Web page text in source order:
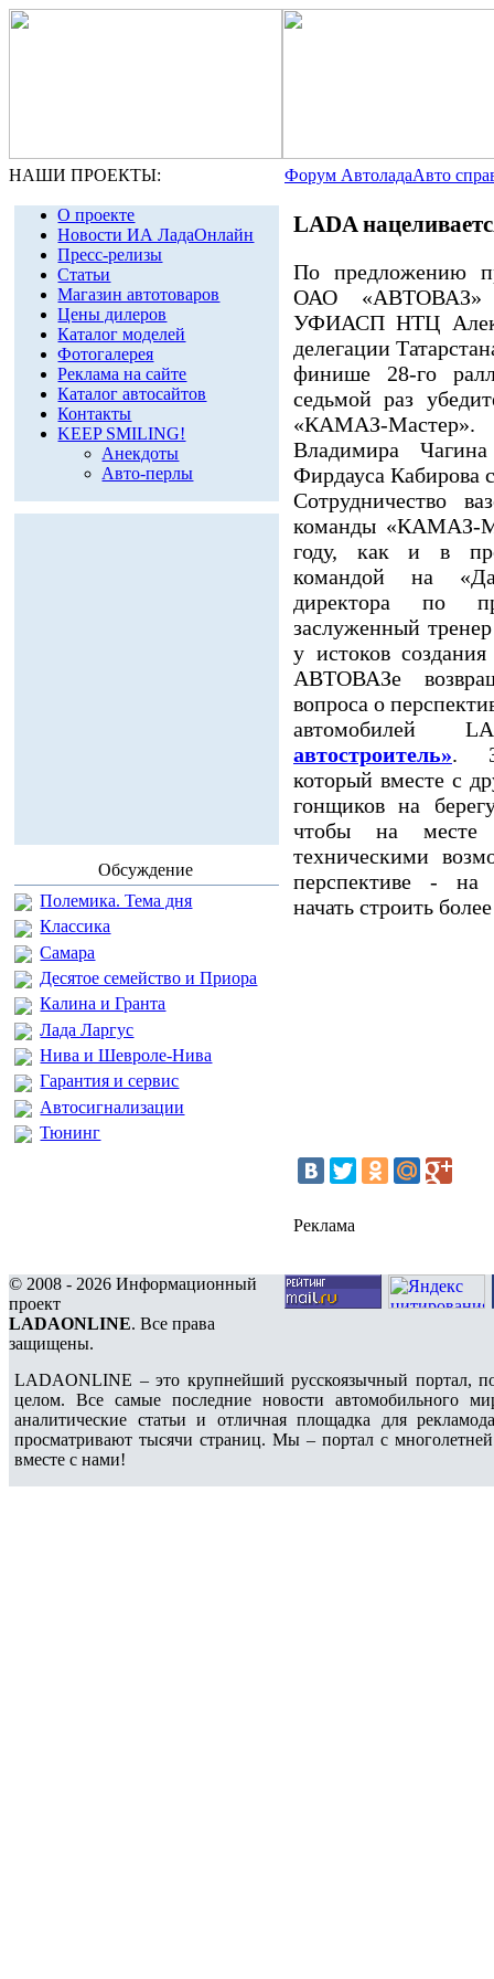
НАШИ ПРОЕКТЫ: Форум АвтоладаАвто
О проекте
Новости ИА ЛадаОнлайн
Пресс-релизы
Статьи
Магазин автотоваров
Цены дилеров
Каталог моделей
Фотогалерея
Реклама на сайте
Каталог автосайтов
Контакты
KEEP SMILING!
Анекдоты
Авто-перлы
Обсуждение
Полемика. Тема дня
Классика
Самара
Десятое семейство и Приора
Калина и Гранта
Лада Ларгус
Нива и Шевроле-Нива
Гарантия и сервис
Автосигнализации
Тюнинг
LADA
По предложению
ОАО «АВТОВАЗ»
УФИАСП НТЦ
делегации
финише 28-го
седьмой раз
«КАМАЗ-
Владимира
Фирдауса Кабирова
Сотрудничество
команды «КАМАЗ-
году, как и в
командой на
директора по
заслуженный
у истоков
АВТОВАЗе
вопроса о
автомобилей
автостроитель».
который вместе с
гонщиков на
чтобы на месте
техническими
перспективе - на
начать строить
Реклама
© 2008 - 2026 Информационный
проект
LADAONLINE. Все права
защищены.
LADAONLINE – это крупнейший русскоязычный портал,
целом. Все самые последние новости автомобильного
аналитические статьи и отличная площадка для
просматривают тысячи страниц. Мы – портал с
вместе с нами!